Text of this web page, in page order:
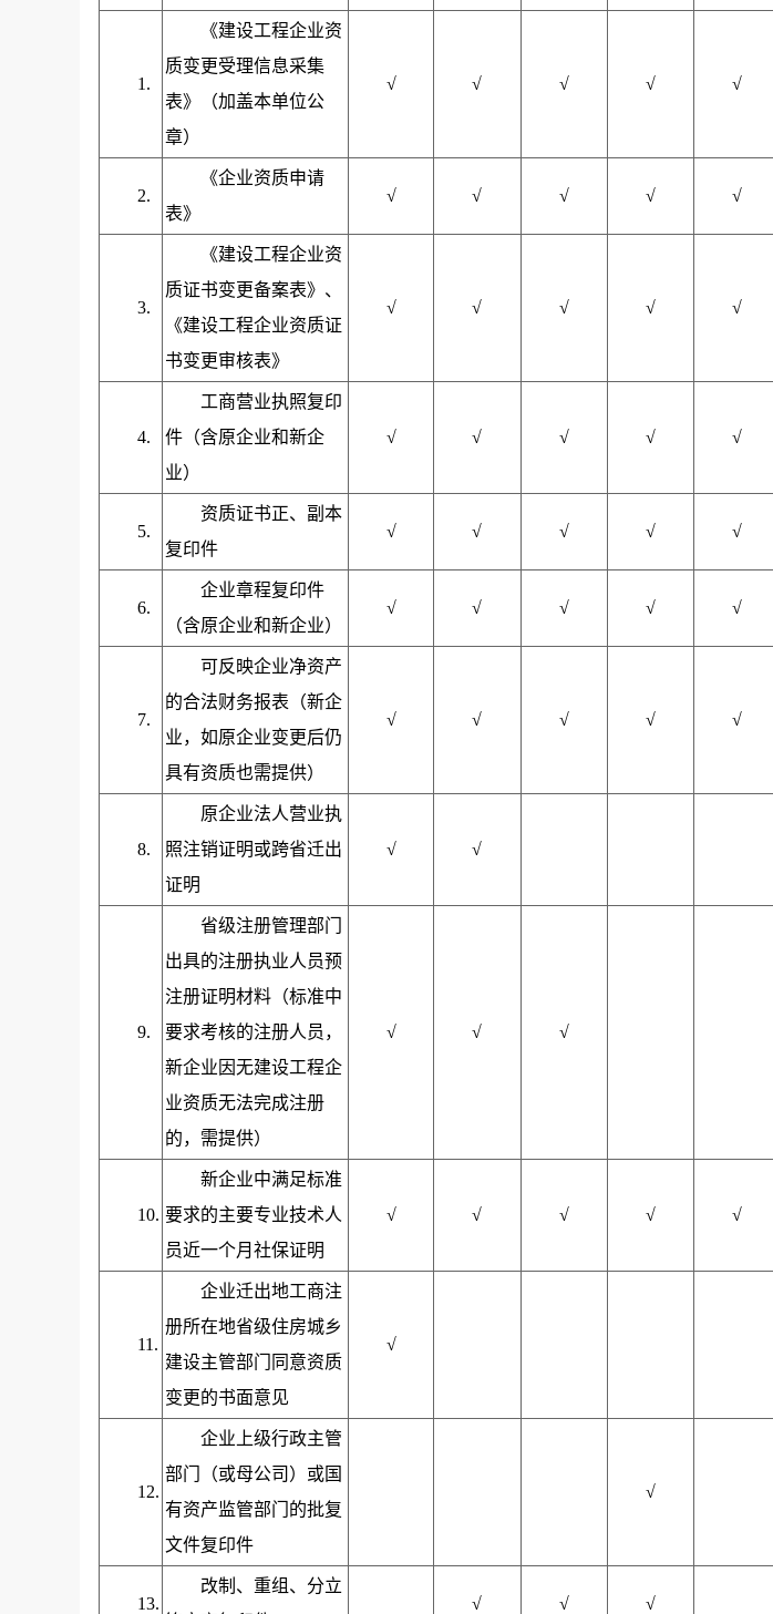
1.
《建设工程企业资
质变更受理信息采集
表》（加盖本单位公
章）
√ √ √ √ √
2.
《企业资质申请
表》
√ √ √ √ √
3.
《建设工程企业资
质证书变更备案表》、
《建设工程企业资质证
书变更审核表》
√ √ √ √ √
4.
工商营业执照复印
件（含原企业和新企
业）
√ √ √ √ √
5.
资质证书正、副本
复印件
√ √ √ √ √
6.
企业章程复印件
（含原企业和新企业）
√ √ √ √ √
7.
可反映企业净资产
的合法财务报表（新企
业，如原企业变更后仍
具有资质也需提供）
√ √ √ √ √
8.
原企业法人营业执
照注销证明或跨省迁出
证明
√ √
9.
省级注册管理部门
出具的注册执业人员预
注册证明材料（标准中
要求考核的注册人员，
新企业因无建设工程企
业资质无法完成注册
的，需提供）
√ √ √
10.
新企业中满足标准
要求的主要专业技术人
员近一个月社保证明
√ √ √ √ √
11.
企业迁出地工商注
册所在地省级住房城乡
建设主管部门同意资质
变更的书面意见
√
12.
企业上级行政主管
部门（或母公司）或国
有资产监管部门的批复
文件复印件
√
13.
改制、重组、分立
√ √ √